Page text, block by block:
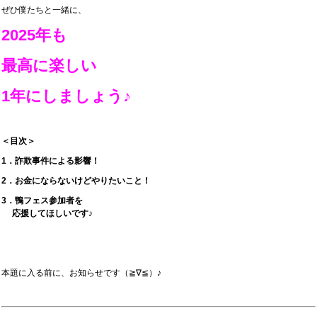
ぜひ僕たちと一緒に、
2025年も
最高に楽しい
1年にしましょう♪
＜目次＞
1．詐欺事件による影響！
2．お金にならないけどやりたいこと！
3．鴨フェス参加者を
応援してほしいです♪
本題に入る前に、お知らせです（≧∇≦）♪